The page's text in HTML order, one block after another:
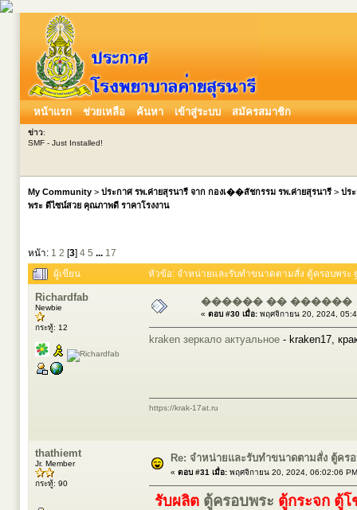
หน้าแรก ช่วยเหลือ ค้นหา เข้าสู่ระบบ สมัครสมาชิก
ข่าว:
SMF - Just Installed!
My Community > ประกาศ รพ.ค่ายสุรนารี จาก กองเ��สัชกรรม รพ.ค่ายสุรนารี > ปร
พระ ดีไซน์สวย คุณภาพดี ราคาโรงงาน
หน้า: 1 2 [3] 4 5 ... 17
ผู้เขียน
หัวข้อ: จำหน่ายและรับทำขนาดตามสั่ง ตู้ครอบพระ
Richardfab
Newbie
กระทู้: 12
������ �� ������
« ตอบ #30 เมื่อ: พฤศจิกายน 20, 2024,
kraken зеркало актуальное - kraken17,
https://krak-17at.ru
thathiemt
Jr. Member
กระทู้: 90
Re: จำหน่ายและรับทำขนาดตามสั่ง ตู้คร
« ตอบ #31 เมื่อ: พฤศจิกายน 20, 2024, 06:02:06
รับผลิต ตู้ครอบพระ ตู้กระจก ตู้โ